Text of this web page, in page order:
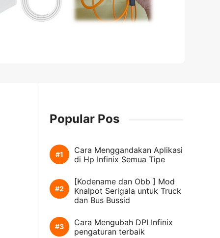
Popular Pos
Cara Menggandakan Aplikasi
di Hp Infinix Semua Tipe
[Kodename dan Obb ] Mod
Knalpot Serigala untuk Truck
dan Bus Bussid
Cara Mengubah DPI Infinix
pengaturan terbaik